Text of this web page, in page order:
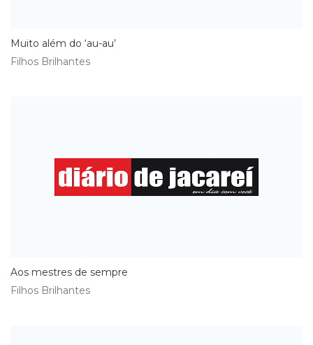
Muito além do ‘au-au’
Filhos Brilhantes
Aos mestres de sempre
Filhos Brilhantes